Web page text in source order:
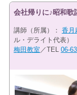
会社帰りに♪昭和歌
講師（所属）： 香月
ル・デライト代表）
梅田教室 ／TEL 06-